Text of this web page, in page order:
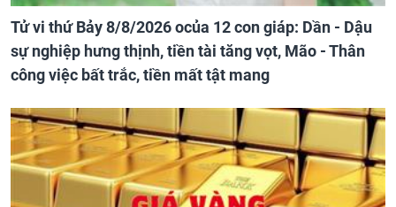
Tử vi thứ Bảy 8/8/2026 ocủa 12 con giáp: Dần - Dậu
sự nghiệp hưng thịnh, tiền tài tăng vọt, Mão - Thân
công việc bất trắc, tiền mất tật mang